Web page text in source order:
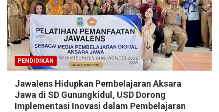
PENDIDIKAN
Jawalens Hidupkan Pembelajaran Aksara
Jawa di SD Gunungkidul, USD Dorong
Implementasi Inovasi dalam Pembelajaran